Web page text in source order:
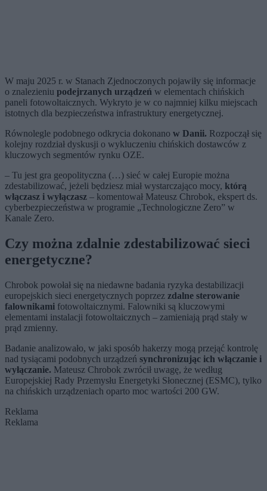
W maju 2025 r. w Stanach Zjednoczonych pojawiły się informacje
o znalezieniu podejrzanych urządzeń w elementach chińskich
paneli fotowoltaicznych. Wykryto je w co najmniej kilku miejscach
istotnych dla bezpieczeństwa infrastruktury energetycznej.
Równolegle podobnego odkrycia dokonano w Danii. Rozpoczął się
kolejny rozdział dyskusji o wykluczeniu chińskich dostawców z
kluczowych segmentów rynku OZE.
– Tu jest gra geopolityczna (…) sieć w całej Europie można
zdestabilizować, jeżeli będziesz miał wystarczająco mocy, którą
włączasz i wyłączasz – komentował Mateusz Chrobok, ekspert ds.
cyberbezpieczeństwa w programie „Technologiczne Zero” w
Kanale Zero.
Czy można zdalnie zdestabilizować sieci
energetyczne?
Chrobok powołał się na niedawne badania ryzyka destabilizacji
europejskich sieci energetycznych poprzez zdalne sterowanie
falownikami fotowoltaicznymi. Falowniki są kluczowymi
elementami instalacji fotowoltaicznych – zamieniają prąd stały w
prąd zmienny.
Badanie analizowało, w jaki sposób hakerzy mogą przejąć kontrolę
nad tysiącami podobnych urządzeń synchronizując ich włączanie i
wyłączanie. Mateusz Chrobok zwrócił uwagę, że według
Europejskiej Rady Przemysłu Energetyki Słonecznej (ESMC), tylko
na chińskich urządzeniach oparto moc wartości 200 GW.
Reklama
Reklama